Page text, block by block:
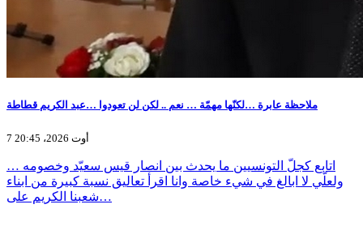
ملاحظة عابرة …لكنّها مهمّة … نعم .. لكن لن تعودوا …عبد الكريم قطاطة
7 أوت 2026، 20:45
اتابع كجلّ التونسيين ما يحدث بين انصار قيس سعيّد وخصومه …
ولعلّي لا ابالغ في شيء خاصة وانا اقرأ تعاليق نسبة كبيرة من ابناء
شعبنا الكريم على…